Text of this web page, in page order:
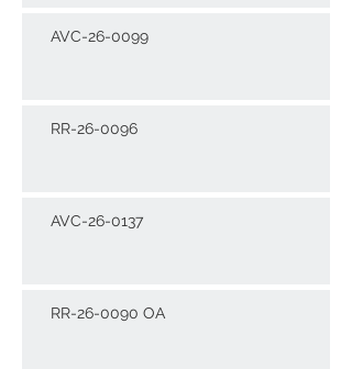
AVC-26-0099
RR-26-0096
AVC-26-0137
RR-26-0090 OA